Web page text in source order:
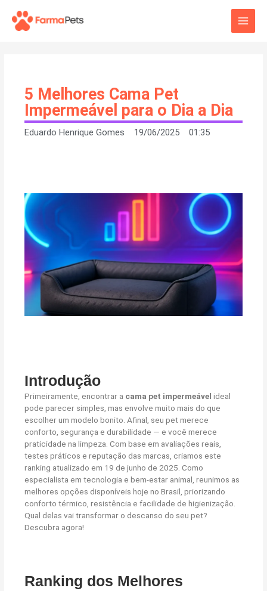
para
Main
5 Melhores Cama Pet
Impermeável para o Dia a Dia
Eduardo Henrique Gomes 19/06/2025 01:35
Introdução
Primeiramente, encontrar a cama pet impermeável ideal
pode parecer simples, mas envolve muito mais do que
escolher um modelo bonito. Afinal, seu pet merece
conforto, segurança e durabilidade — e você merece
praticidade na limpeza. Com base em avaliações reais,
testes práticos e reputação das marcas, criamos este
ranking atualizado em 19 de junho de 2025. Como
especialista em tecnologia e bem-estar animal, reunimos as
melhores opções disponíveis hoje no Brasil, priorizando
conforto térmico, resistência e facilidade de higienização.
Qual delas vai transformar o descanso do seu pet?
Descubra agora!
Ranking dos Melhores